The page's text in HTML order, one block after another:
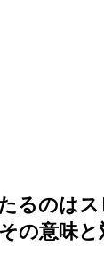
るのは
の意味と